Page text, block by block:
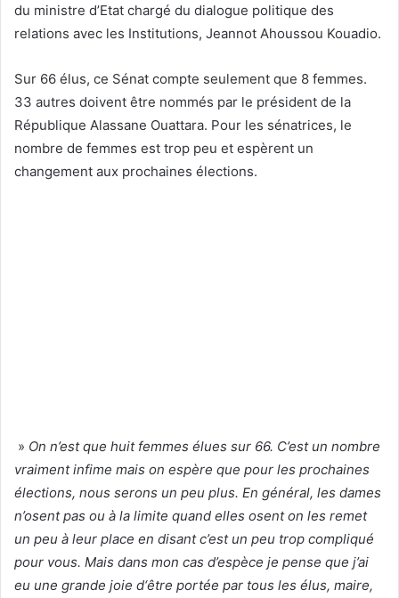
du ministre d’Etat chargé du dialogue politique des
relations avec les Institutions, Jeannot Ahoussou Kouadio.
Sur 66 élus, ce Sénat compte seulement que 8 femmes.
33 autres doivent être nommés par le président de la
République Alassane Ouattara. Pour les sénatrices, le
nombre de femmes est trop peu et espèrent un
changement aux prochaines élections.
» On n’est que huit femmes élues sur 66. C’est un nombre
vraiment infime mais on espère que pour les prochaines
élections, nous serons un peu plus. En général, les dames
n’osent pas ou à la limite quand elles osent on les remet
un peu à leur place en disant c’est un peu trop compliqué
pour vous. Mais dans mon cas d’espèce je pense que j’ai
eu une grande joie d‘être portée par tous les élus, maire,